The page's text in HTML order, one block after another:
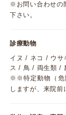
※お問い合わせの
下さい。
診療動物
イヌ / ネコ / ウサ
ス / 鳥 / 両生類 /
※※特定動物（危
しますが、来院前